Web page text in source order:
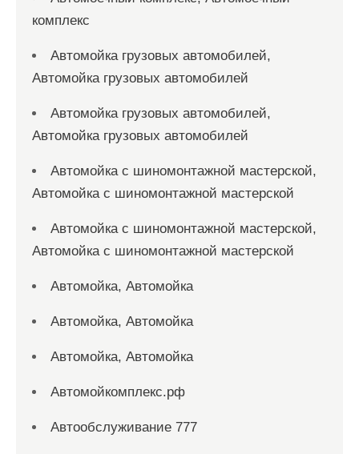
комплекс
Автомойка грузовых автомобилей,
Автомойка грузовых автомобилей
Автомойка грузовых автомобилей,
Автомойка грузовых автомобилей
Автомойка с шиномонтажной мастерской,
Автомойка с шиномонтажной мастерской
Автомойка с шиномонтажной мастерской,
Автомойка с шиномонтажной мастерской
Автомойка, Автомойка
Автомойка, Автомойка
Автомойка, Автомойка
Автомойкомплекс.рф
Автообслуживание 777